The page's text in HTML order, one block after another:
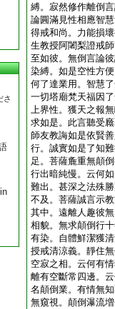
さ
縛。寂然修作離倒
論圓滿見性相應智
得戒和尚。力能損
生教授阿闍梨證戒
至如彼。無倒言論
染縛。如是空性方
何了達業用。智慧
一切塔廟梵天福因
上界性。獲天之報
求如是。此言聽受
師友教誨如是依賢
行。誠實如是了知
足。菩薩麁重無顛
行出暗純慢。云何
難出。甚深之法殊
不及。菩薩誠言示
其中。遠離人趣彼
相貌。無求顛倒行
有染。自體鮮潔獲
授戒清涼義。靜住
空寂之相。云何有
離有空斷常四邊。
名顛倒業。有情無
無窺視。顛倒瀑流